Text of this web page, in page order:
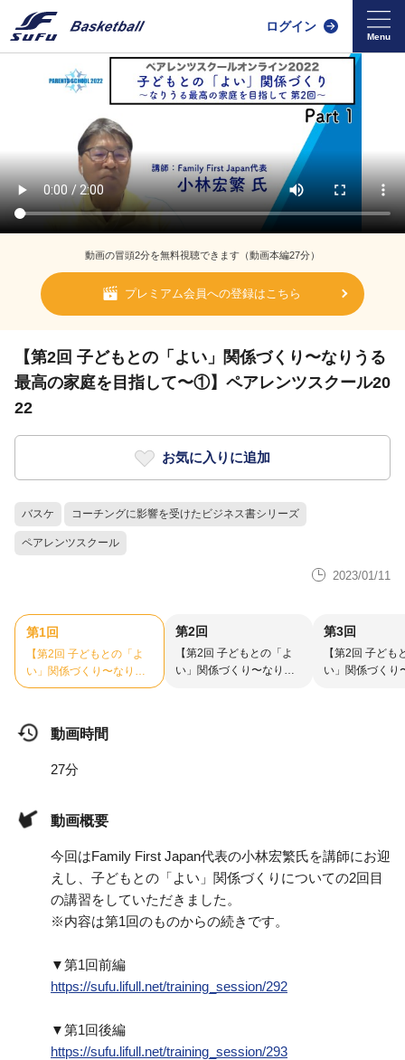
ログイン
動画の冒頭2分を無料視聴できます（動画本編27分）
プレミアム会員への登録はこちら
【第2回 子どもとの「よい」関係づくり〜なりうる
最高の家庭を目指して〜①】ペアレンツスクール20
22
お気に入りに追加
バスケ コーチングに影響を受けたビジネス書シリーズ
ペアレンツスクール
2023/01/11
第1回
【第2回 子どもとの「よ
い」関係づくり〜なりう
る最高の家庭を目指し
ール2022
第2回
【第2回 子どもとの「よ
い」関係づくり〜なりう
第3回
【第2回 子ども
い」関係づくり
動画時間
27分
動画概要
今回はFamily First Japan代表の小林宏繁氏を講師にお迎
えし、子どもとの「よい」関係づくりについての2回目
の講習をしていただきました。
※内容は第1回のものからの続きです。
▼第1回前編
https://sufu.lifull.net/training_session/292
▼第1回後編
https://sufu.lifull.net/training_session/293